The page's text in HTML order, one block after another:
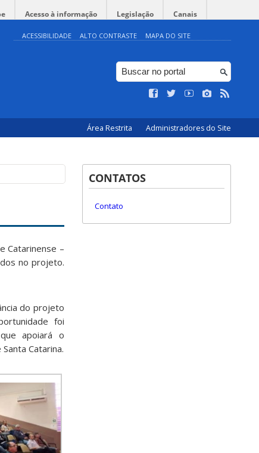
Acesso à informação Legislação Canais
ACESSIBILIDADE ALTO CONTRASTE MAPA DO SITE
Área Restrita Administradores do Site
Catarinense –
no projeto.
do projeto
foi
apoiará o
Catarina.
CONTATOS
Contato